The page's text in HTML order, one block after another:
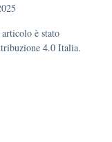
è stato
4.0 Italia.